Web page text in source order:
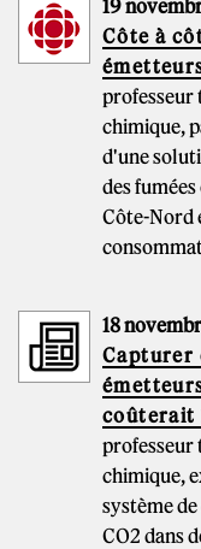
19
Côte à
professeur
chimique,
d'une
des
Côte-Nord
18
Capturer
professeur
chimique,
système
CO2 dans